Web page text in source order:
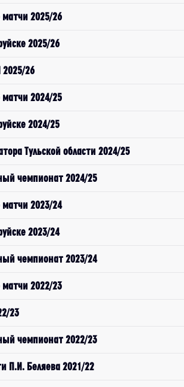
2025/26
2025/26
2025/26
2024/25
2024/25
Тульской области 2024/25
чемпионат 2024/25
2023/24
2023/24
чемпионат 2023/24
2022/23
23
чемпионат 2022/23
П.И. Беляева 2021/22